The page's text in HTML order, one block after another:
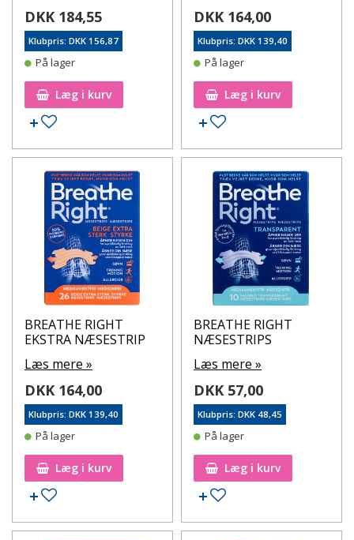
DKK 184,55
Klubpris: DKK 156,87
På lager
Læg i kurv
Tilføj til ønskeseddel
DKK 164,00
Klubpris: DKK 139,40
På lager
Læg i kurv
Tilføj til ønskeseddel
BREATHE RIGHT
EKSTRA NÆSESTRIP
Læs mere »
DKK 164,00
Klubpris: DKK 139,40
På lager
Læg i kurv
Tilføj til ønskeseddel
BREATHE RIGHT
NÆSESTRIPS
Læs mere »
DKK 57,00
Klubpris: DKK 48,45
På lager
Læg i kurv
Tilføj til ønskeseddel